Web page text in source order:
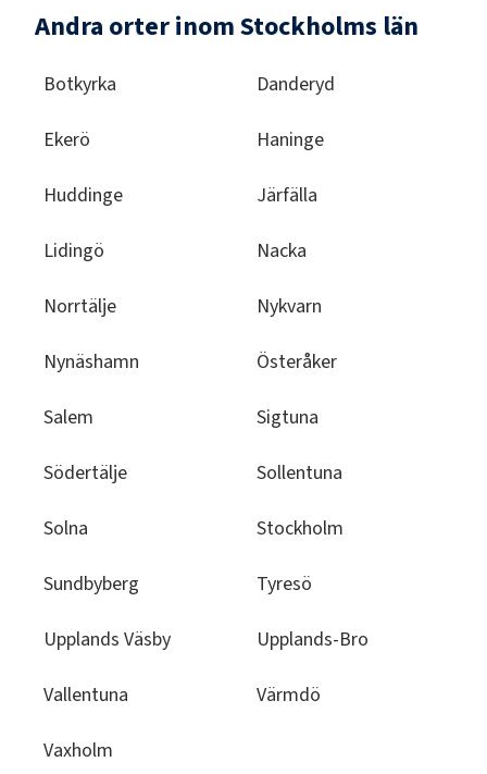
Andra orter inom Stockholms län
Botkyrka Danderyd
Ekerö Haninge
Huddinge Järfälla
Lidingö Nacka
Norrtälje Nykvarn
Nynäshamn Österåker
Salem Sigtuna
Södertälje Sollentuna
Solna Stockholm
Sundbyberg Tyresö
Upplands Väsby Upplands-Bro
Vallentuna Värmdö
Vaxholm